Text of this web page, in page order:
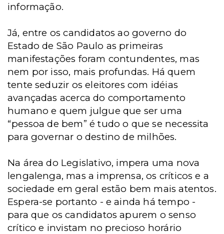
informação.
Já, entre os candidatos ao governo do
Estado de São Paulo as primeiras
manifestações foram contundentes, mas
nem por isso, mais profundas. Há quem
tente seduzir os eleitores com idéias
avançadas acerca do comportamento
humano e quem julgue que ser uma
“pessoa de bem” é tudo o que se necessita
para governar o destino de milhões.
Na área do Legislativo, impera uma nova
lengalenga, mas a imprensa, os críticos e a
sociedade em geral estão bem mais atentos.
Espera-se portanto - e ainda há tempo -
para que os candidatos apurem o senso
crítico e invistam no precioso horário